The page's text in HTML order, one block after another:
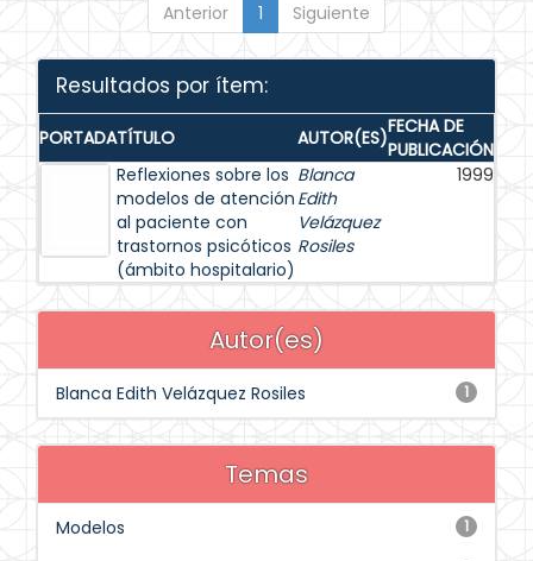
Anterior 1 Siguiente
Resultados por ítem:
PORTADATÍTULO AUTOR(ES)FECHA DE
PUBLICACIÓN
Reflexiones sobre los
modelos de atención
al paciente con
trastornos psicóticos
(ámbito hospitalario)
Blanca
Edith
Velázquez
Rosiles
1999
Autor(es)
1
Blanca Edith Velázquez Rosiles
Temas
1
Modelos